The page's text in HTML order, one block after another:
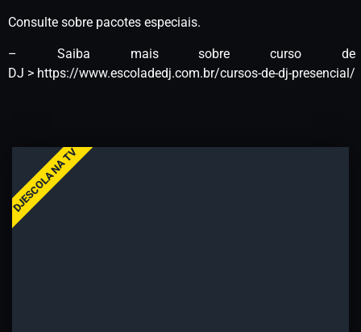
Consulte sobre pacotes especiais.
– Saiba mais sobre curso de
DJ > https://www.escoladedj.com.br/cursos-de-dj-presencial/
DJESCOLA NA TV